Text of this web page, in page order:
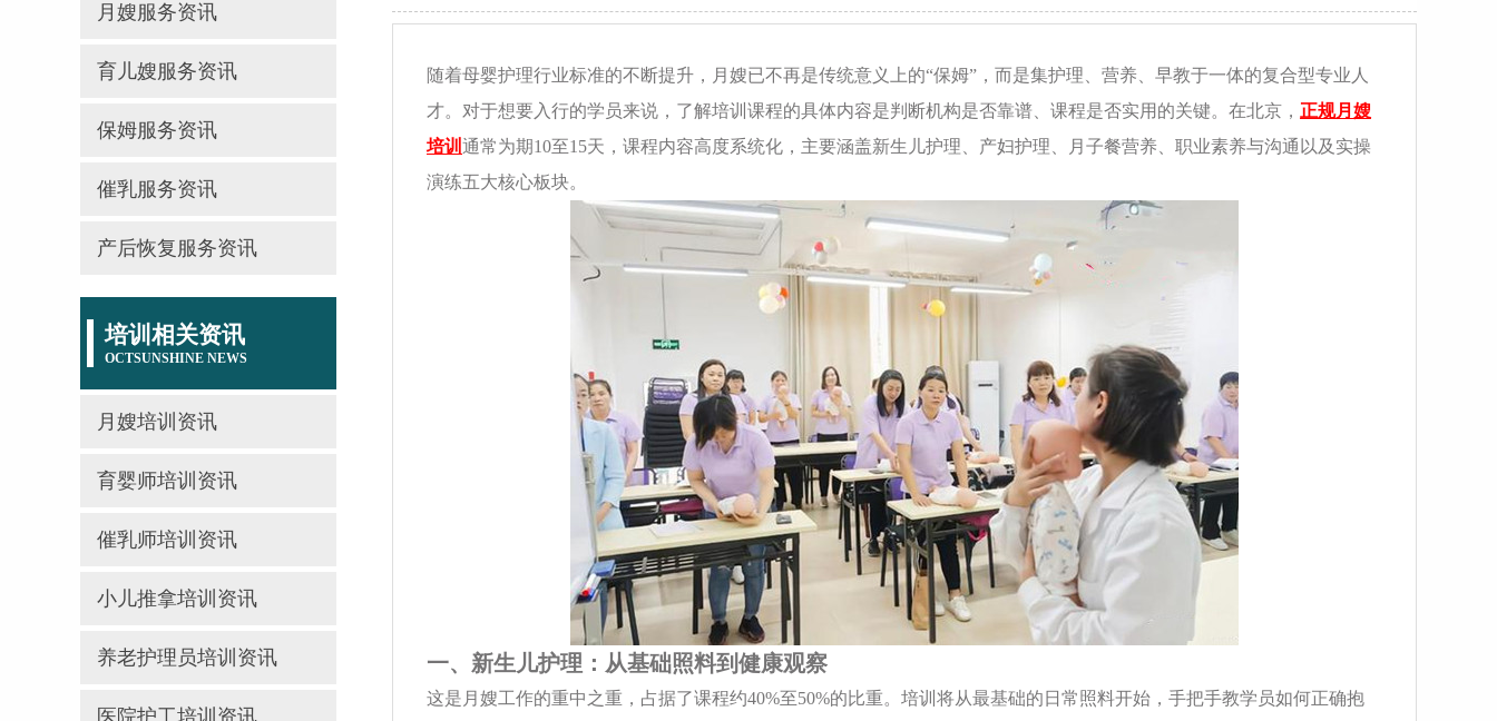
月嫂服务资讯
育儿嫂服务资讯
保姆服务资讯
催乳服务资讯
产后恢复服务资讯
培训相关资讯
OCTSUNSHINE NEWS
月嫂培训资讯
育婴师培训资讯
催乳师培训资讯
小儿推拿培训资讯
养老护理员培训资讯
随着母婴护理行业标准的不断提升，月嫂已不再是传统意义上的“保姆”，而是集护理、营养、早教于一体的复合型专业人
才。对于想要入行的学员来说，了解培训课程的具体内容是判断机构是否靠谱、课程是否实用的关键。在北京， 正规月嫂
培训 通常为期10至15天，课程内容高度系统化，主要涵盖新生儿护理、产妇护理、月子餐营养、职业素养与沟通以及实操
演练五大核心板块。
一、新生儿护理：从基础照料到健康观察
这是月嫂工作的重中之重，占据了课程约40%至50%的比重。培训将从最基础的日常照料开始，手把手教学员如何正确抱